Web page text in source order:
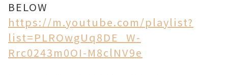
BELOW
https://m.youtube.com/playlist?
list=PLROwgUq8DE_W-
Rrc0243m0OI-M8clNV9e